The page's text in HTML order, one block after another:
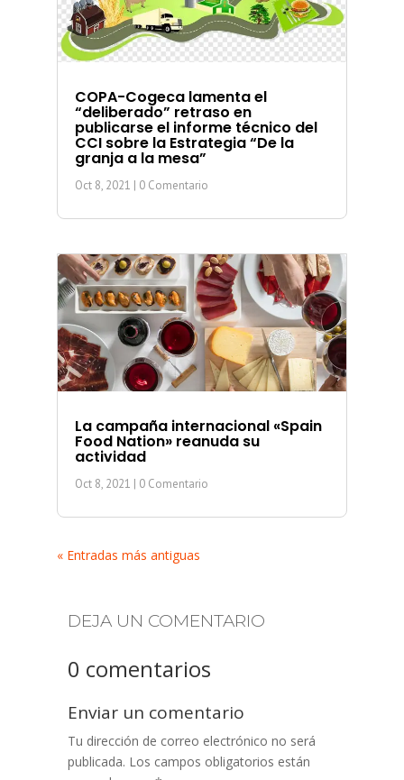
COPA-Cogeca lamenta el
“deliberado” retraso en
publicarse el informe técnico del
CCI sobre la Estrategia “De la
granja a la mesa”
Oct 8, 2021 | 0 Comentario
La campaña internacional «Spain
Food Nation» reanuda su
actividad
Oct 8, 2021 | 0 Comentario
« Entradas más antiguas
DEJA UN COMENTARIO
0 comentarios
Enviar un comentario
Tu dirección de correo electrónico no será
publicada. Los campos obligatorios están